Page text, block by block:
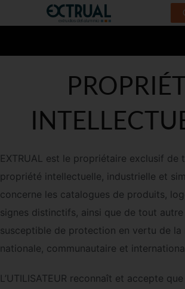
EXTRUAL est le propriétaire exclusif de
propriété intellectuelle, industrielle et
concerne les catalogues de produits,
signes distinctifs, ainsi que de tout autre
susceptible de protection en vertu de la
nationale, communautaire et
L’UTILISATEUR reconnaît et accepte